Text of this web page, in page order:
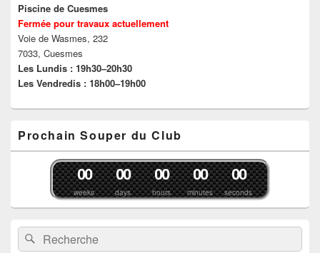
Piscine de Cuesmes
Fermée pour travaux actuellement
Voie de Wasmes, 232
7033, Cuesmes
Les Lundis : 19h30–20h30
Les Vendredis : 18h00–19h00
Prochain Souper du Club
weeks
00
days
00
hours
00
minutes
00
seconds
00
Recherche :Rechercher